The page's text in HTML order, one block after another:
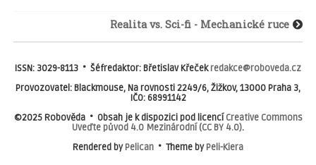
Realita vs. Sci-fi - Mechanické ruce
ISSN: 3029-8113 • Šéfredaktor: Břetislav Křečekredakce@roboveda.cz
Provozovatel: Blackmouse, Na rovnosti 2249/6, Žižkov, 13000 Praha 3,
IČO: 68991142
©2025 Robověda • Obsah je k dispozici pod licencí Creative Commons
Uveďte původ 4.0 Mezinárodní (CC BY 4.0).
Rendered byPelican • Theme byPeli-Kiera